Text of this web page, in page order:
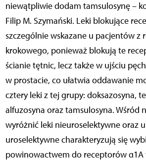
niewątpliwie dodam tamsulosynę –
Filip M. Szymański. Leki blokujące
szczególnie wskazane u pacjentów z
krokowego, ponieważ blokują te
ścianie tętnic, lecz także w ujściu
w prostacie, co ułatwia oddawanie
cztery leki z tej grupy: doksazosyna,
alfuzosyna oraz tamsulosyna. Wśród
wyróżnić leki nieuroselektywne oraz
uroselektywne charakteryzują się
powinowactwem do receptorów α1A